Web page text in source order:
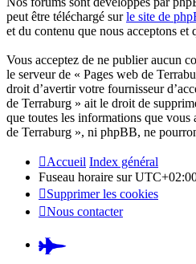
peut être téléchargé surle site de
et du contenu que nous acceptons
Vous acceptez de ne publier aucun
le serveur de « Pages web de
droit d’avertir votre fournisseur
de Terraburg » ait le droit de
que toutes les informations que vous
de Terraburg », ni phpBB, ne
Accueil Index général
Fuseau horaire sur
Supprimer les cookies
Nous contacter
Pardus.at